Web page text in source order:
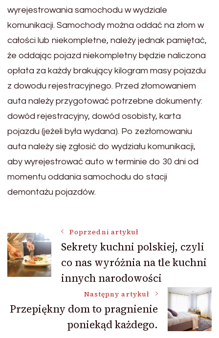
wyrejestrowania samochodu w wydziale
komunikacji. Samochody można oddać na złom w
całości lub niekompletne, należy jednak pamiętać,
że oddając pojazd niekompletny będzie naliczona
opłata za każdy brakujący kilogram masy pojazdu
z dowodu rejestracyjnego. Przed złomowaniem
auta należy przygotować potrzebne dokumenty:
dowód rejestracyjny, dowód osobisty, karta
pojazdu (jeżeli była wydana). Po zezłomowaniu
auta należy się zgłosić do wydziału komunikacji,
aby wyrejestrować auto w terminie do 30 dni od
momentu oddania samochodu do stacji
demontażu pojazdów.
Nawigacja
wpisu
Poprzedni artykuł
Sekrety kuchni polskiej, czyli
co nas wyróżnia na tle kuchni
innych narodowości
Następny artykuł
Przepiękny dom to pragnienie
poniekąd każdego.